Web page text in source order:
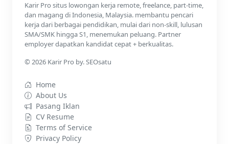
Karir Pro situs lowongan kerja remote, freelance, part-time,
dan magang di Indonesia, Malaysia. membantu pencari
kerja dari berbagai pendidikan, mulai dari non-skill, lulusan
SMA/SMK hingga S1, menemukan peluang. Partner
employer dapatkan kandidat cepat + berkualitas.
© 2026 Karir Pro by. SEOsatu
Home
About Us
Pasang Iklan
CV Resume
Terms of Service
Privacy Policy